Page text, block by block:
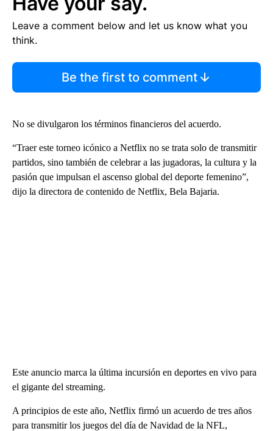
Leave a comment below and let us know what you
think.
Be the first to comment
No se divulgaron los términos financieros del acuerdo.
“Traer este torneo icónico a Netflix no se trata solo de transmitir
partidos, sino también de celebrar a las jugadoras, la cultura y la
pasión que impulsan el ascenso global del deporte femenino”,
dijo la directora de contenido de Netflix, Bela Bajaria.
Este anuncio marca la última incursión en deportes en vivo para
el gigante del streaming.
A principios de este año, Netflix firmó un acuerdo de tres años
para transmitir los juegos del día de Navidad de la NFL,